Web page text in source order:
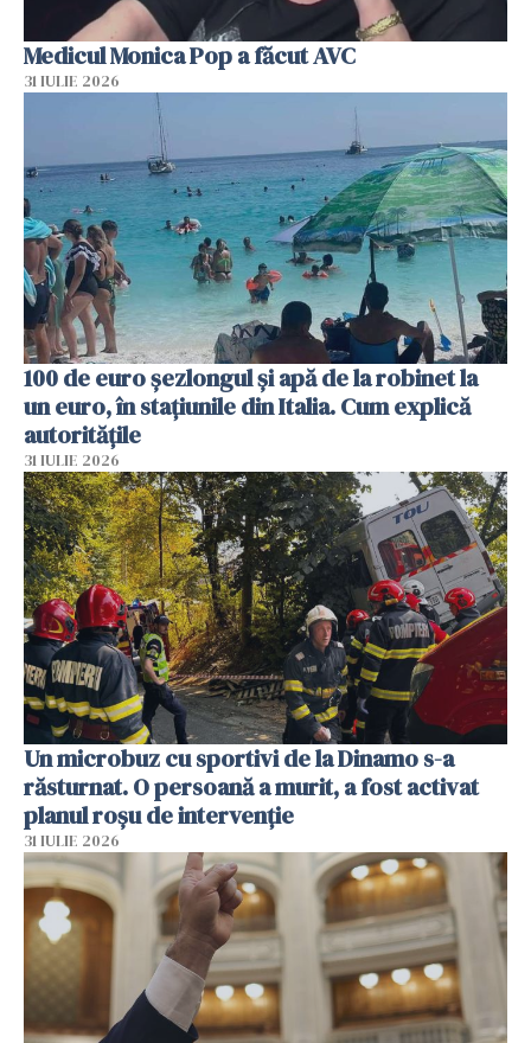
Medicul Monica Pop a făcut AVC
31 IULIE 2026
100 de euro șezlongul și apă de la robinet la
un euro, în stațiunile din Italia. Cum explică
autoritățile
31 IULIE 2026
Un microbuz cu sportivi de la Dinamo s-a
răsturnat. O persoană a murit, a fost activat
planul roșu de intervenție
31 IULIE 2026